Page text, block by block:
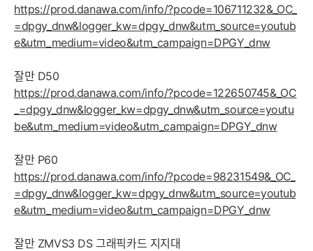
https://prod.danawa.com/info/?pcode=106711232&_OC_
=dpgy_dnw&logger_kw=dpgy_dnw&utm_source=youtub
e&utm_medium=video&utm_campaign=DPGY_dnw
잘만 D50
https://prod.danawa.com/info/?pcode=122650745&_OC
_=dpgy_dnw&logger_kw=dpgy_dnw&utm_source=youtu
be&utm_medium=video&utm_campaign=DPGY_dnw
잘만 P60
https://prod.danawa.com/info/?pcode=98231549&_OC_
=dpgy_dnw&logger_kw=dpgy_dnw&utm_source=youtub
e&utm_medium=video&utm_campaign=DPGY_dnw
잘만 ZMVS3 DS 그래픽카드 지지대